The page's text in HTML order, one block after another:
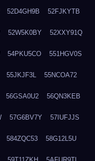
52D4GH9B 52FJKYTB
52W5K0BY 52XXY91Q
54PKU5CO 551HGV0S
55JKJF3L 55NCOA72
56GSA0U2 56QN3KEB
57G6BV7Y 57IUFJJS
584ZQC53 58G12L5U